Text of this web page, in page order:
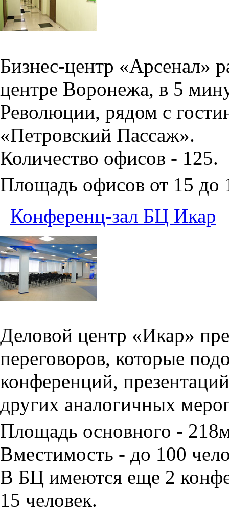
Бизнес-центр «Арсенал»
центре Воронежа, в 5
Революции, рядом с
«Петровский Пассаж».
Количество офисов - 125.
Площадь офисов от 15 до
Конференц-зал БЦ Икар
Деловой центр «Икар»
переговоров, которые
конференций,
других аналогичных
Площадь основного -
Вместимость - до 100
В БЦ имеются еще 2
15 человек.